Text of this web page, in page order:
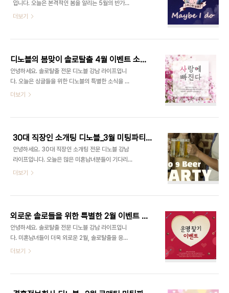
2020.06.26(금) 19시, 역삼동 소재 레스토랑에서
펼쳐질 예정이며 미혼남녀 각각 14명을 초대합니다. ​
은 분들의 많은 참여 바랍니다 :) ▼ 6월 솔로탈출 미
입니다. 오늘은 본격적인 봄을 알리는 5월의 반가운
솔로탈출 미팅파티 소식을 전해드리려고 합니다! 달
니다. 무제한 제공되는 샴페인, 스테이크 코스요리와
함께 따뜻한 봄날의 저녁, 루프탑 레스토랑에서 진행
될 예정입니다. 따뜻한 봄처럼 설레는 만남이 함께하
는 이번 5월의 솔로탈출 미팅파티에는 벌써부터 많
은 분들의 문의가 이어지고 있습니다. 오는 5월 30
진행될 예정이며 미혼남녀 각각 14명을 초대합니다.
는 ..
더보기
디노블의 봄맞이 솔로탈출 4월 이벤트 소식♥
안녕하세요. 솔로탈출 전문 디노블 강남 라이프입니
다. 오늘은 싱글들을 위한 디노블의 특별한 소식을 전
해드리려고 합니다. 따듯한 햇살이 가득한 4월, 봄이
4월, 사랑하는 사람과 봄의 데이트를 즐기고 싶은 싱
글들을 위해 마련한 솔로탈출 이벤트 는 이상형 소개
팅 전문 디노블에서 만날 수 있는 매칭 상대를 직접
확인해보고 푸짐한 선물도 받을 수 있는 기회입니다.
매칭 회원 테스트를 완료하신 분들 중 추첨을 통해 신
을 증정합니다! 참여 기간은 2020.04.01 (수) ~
더보기
30대 직장인 소개팅 디노블_3월 미팅파티, 이벤트 소식♥
안녕하세요. 30대 직장인 소개팅 전문 디노블 강남
라이프입니다. 오늘은 많은 미혼남녀분들이 기다리
셨던 디노블의 3월 미팅파티와 솔로탈출 이벤트 소
해 있는 PUB에서 퇴근 후 맥주와 안주들을 즐기며
진지한 만남을 원하는 직장인들을 위해 준비한 만남
의 기회로 설레는 사랑을 시작하고 싶은 솔로분들을
초대합니다! 오는 3월 27일 (금) 19시에 삼성역 소
재의 PUB에서 진행되며 싱글 남녀 각각 15명을 초
드리며, 신원인증이 된 분에 한하여 참석이 가능합니
더보기
외로운 솔로들을 위한 특별한 2월 이벤트 소식:)
안녕하세요. 솔로탈출 전문 디노블 강남 라이프입니
다. 미혼남녀들이 더욱 외로운 2월, 솔로탈출을 응원
하고자 디노블이 준비한 특별한 이벤트를 소개해드
2월, 달콤한 사랑에 빠지고 싶은 미혼남녀분들에게
더보기